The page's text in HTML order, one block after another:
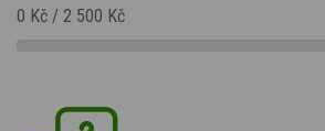
0 Kč / 2 500 Kč